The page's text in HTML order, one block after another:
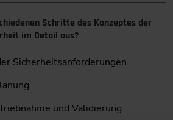
Schritte des Konzeptes der
im Detail aus?
Sicherheitsanforderungen
und Validierung